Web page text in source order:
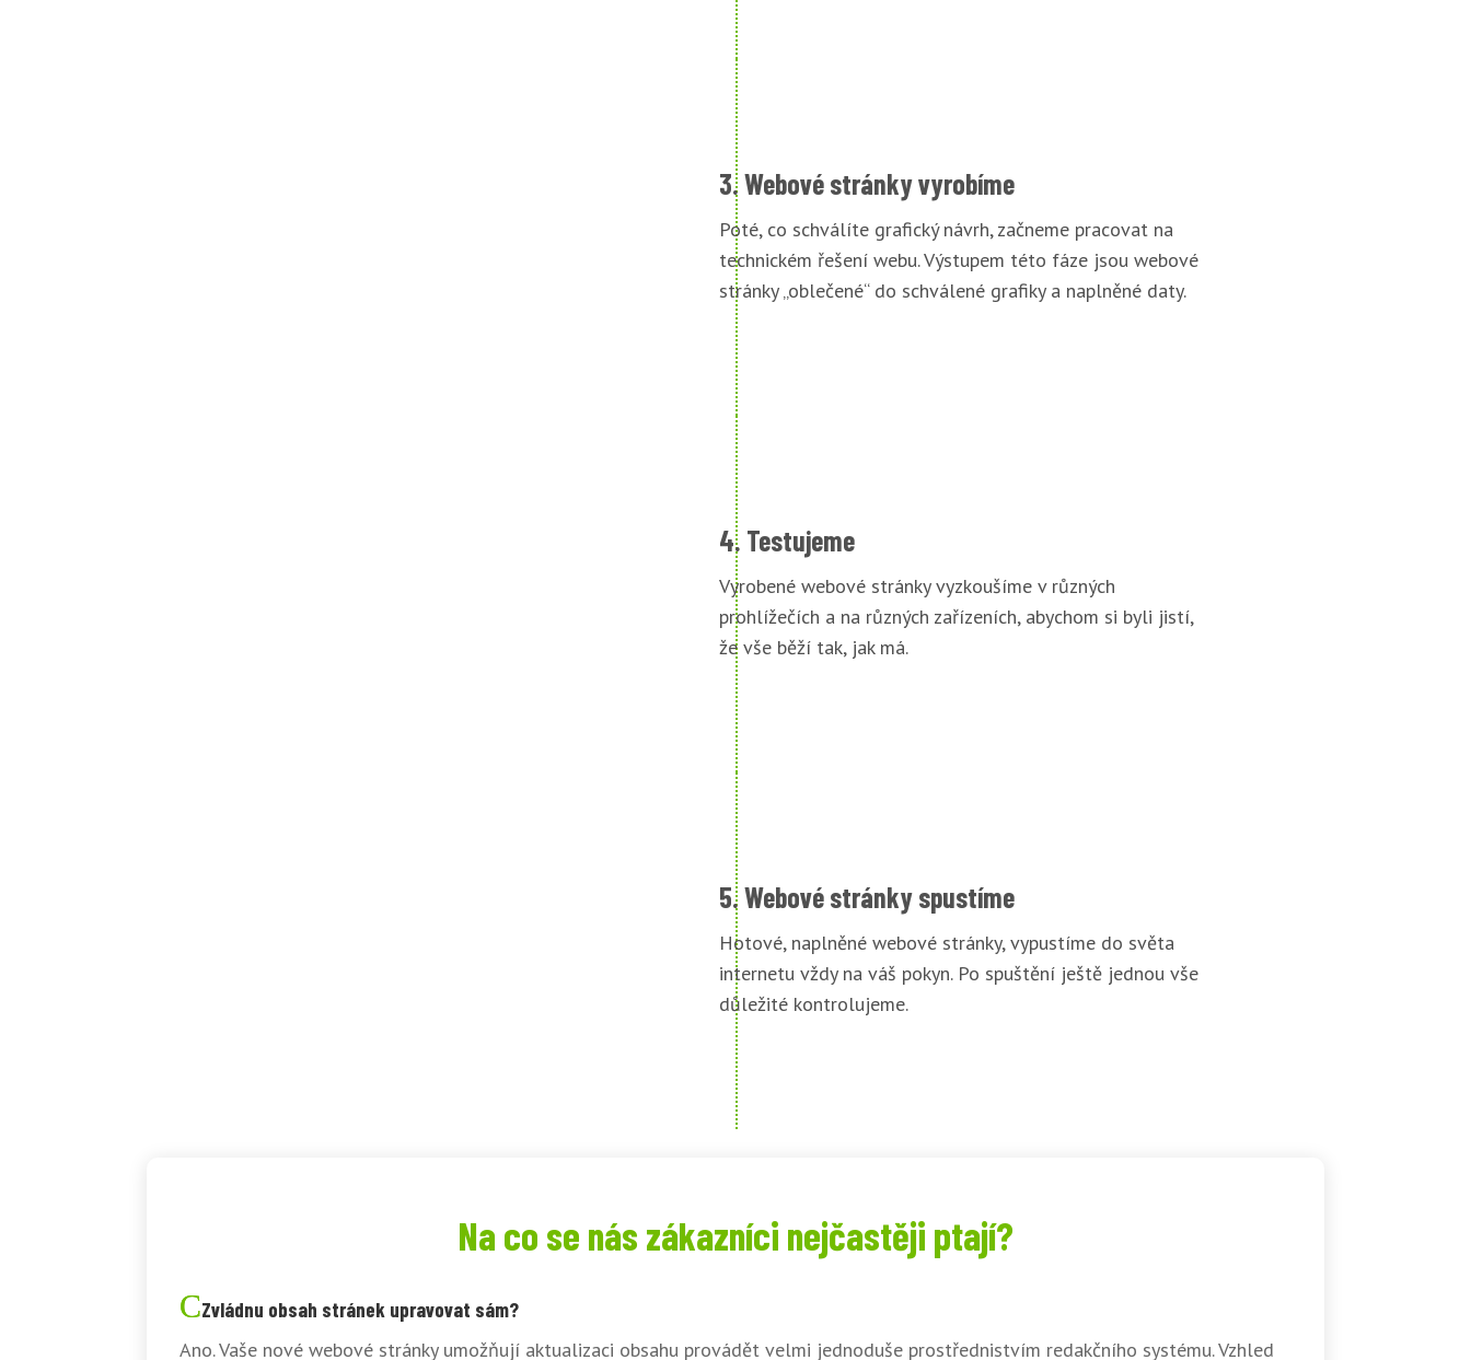
3. Webové stránky vyrobíme
Poté, co schválíte grafický návrh, začneme pracovat na
technickém řešení webu. Výstupem této fáze jsou webové
stránky „oblečené“ do schválené grafiky a naplněné daty.
4. Testujeme
Vyrobené webové stránky vyzkoušíme v různých
prohlížečích a na různých zařízeních, abychom si byli jistí,
že vše běží tak, jak má.
5. Webové stránky spustíme
Hotové, naplněné webové stránky, vypustíme do světa
internetu vždy na váš pokyn. Po spuštění ještě jednou vše
důležité kontrolujeme.
Na co se nás zákazníci nejčastěji ptají?
Zvládnu obsah stránek upravovat sám?
Ano. Vaše nové webové stránky umožňují aktualizaci obsahu provádět velmi jednoduše prostřednistvím redakčního systému. Vzhled